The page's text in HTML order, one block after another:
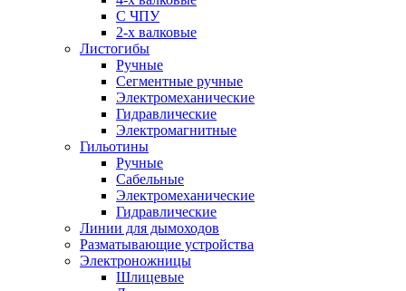
С ЧПУ
2-х валковые
Листогибы
Ручные
Сегментные ручные
Электромеханические
Гидравлические
Электромагнитные
Гильотины
Ручные
Сабельные
Электромеханические
Гидравлические
Линии для дымоходов
Разматывающие устройства
Электроножницы
Шлицевые